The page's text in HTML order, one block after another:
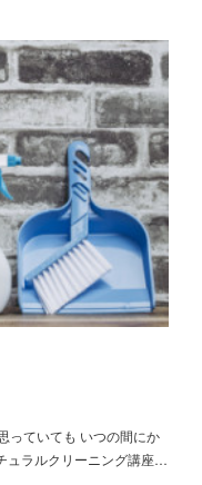
っていても いつの間にか
ュラルクリーニング講座…